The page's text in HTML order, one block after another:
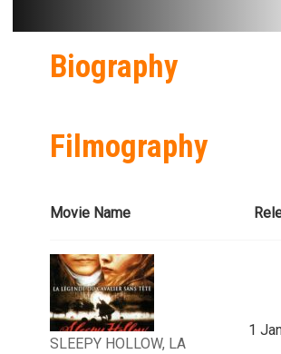
Biography
Filmography
Movie Name
SLEEPY HOLLOW, LA
1